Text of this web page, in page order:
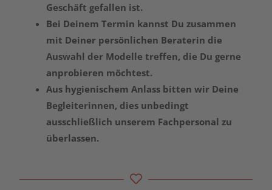
Geschäft gefallen ist.
Bei Deinem Termin kannst Du zusammen
mit Deiner persönlichen Beraterin die
Auswahl der Modelle treffen, die Du gerne
anprobieren möchtest.
Aus hygienischem Anlass bitten wir Deine
Begleiterinnen, dies unbedingt
ausschließlich unserem Fachpersonal zu
überlassen.